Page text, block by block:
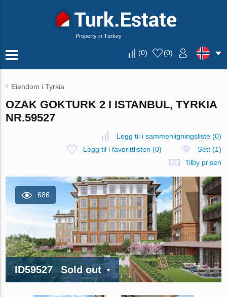
Property in Turkey
(0) (0)
Eiendom i Tyrkia
OZAK GOKTURK 2 I ISTANBUL, TYRKIA
NR.59527
Legg til i sammenligningsliste(0)
Legg til i favorittlisten (0)
Sett (1)
Tilby prisen
686
ID59527 Sold out